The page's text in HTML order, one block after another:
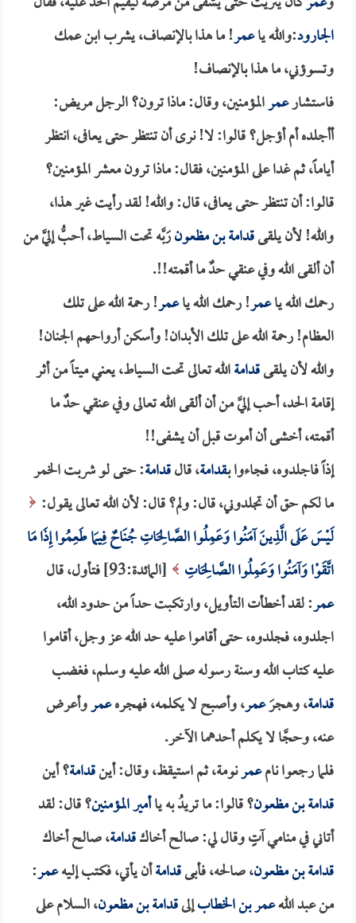
الجارود:والله ياعمر! ما هذا بالإنصاف، يشرب ابن عمك
وتسوؤني، ما هذا بالإنصاف!
فاستشارعمرالمؤمنين، وقال: ماذا ترون؟ الرجل مريض:
أأجلده أم أؤجل؟ قالوا: لا! نرى أن تنتظر حتى يعافى، انتظر
أياماً، ثم غدا على المؤمنين، فقال: ماذا ترون معشر المؤمنين؟
قالوا: أن تنتظر حتى يعافى، قال: والله! لقد رأيت غير هذا،
والله! لأن يلقىقدامة بن مظعونرَبَّه تحت السياط، أحبُّ إليَّ من
أن ألقى الله وفي عنقي حدٌ ما أقمته!!.
رحمك الله ياعمر! رحمك الله ياعمر! رحمة الله على تلك
العظام! رحمة الله على تلك الأبدان! وأسكن أرواحهم الجنان!
والله لأن يلقىقدامةالله تعالى تحت السياط، يعني ميتاً من أثر
إقامة الحد، أحب إليَّ من أن ألقى الله تعالى وفي عنقي حدٌ ما
أقمته، أخشى أن أموت قبل أن يشفى!!
إذاً فاجلدوه، فجاءوا بـقدامة، قالقدامة: حتى لو شربت الخمر
ما لكم حق أن تجلدوني، قال: ولم؟ قال: لأن الله تعالى يقول:
لَيْسَ عَلَى الَّذِينَ آمَنُوا وَعَمِلُوا الصَّالِحَاتِ جُنَاحٌ فِيمَا طَعِمُوا إِذَا مَا
اتَّقَوْا وَآمَنُوا وَعَمِلُوا الصَّالِحَاتِ
[المائدة:93] فتأول، قال
عمر: لقد أخطأت التأويل، وارتكبت حداً من حدود الله،
اجلدوه، فجلدوه، حتى أقاموا عليه حد الله عز وجل، أقاموا
عليه كتاب الله وسنة رسوله صلى الله عليه وسلم، فغضب
قدامة، وهجرَعمر، وأصبح لا يكلمه، فهجرهعمروأعرض
عنه، وحجَّا لا يكلم أحدهما الآخر.
فلما رجعوا نامعمرنومة، ثم استيقظ، وقال: أينقدامة؟ أين
قدامة بن مظعون؟ قالوا: ما تريدُ به ياأمير المؤمنين؟ قال: لقد
أتاني في منامي آتٍ وقال لي: صالح أخاكقدامة، صالح أخاك
قدامة بن مظعون، صالحه، فأبىقدامةأن يأتي، فكتب إليهعمر:
من عبد اللهعمر بن الخطابإلىقدامة بن مظعون، السلام على